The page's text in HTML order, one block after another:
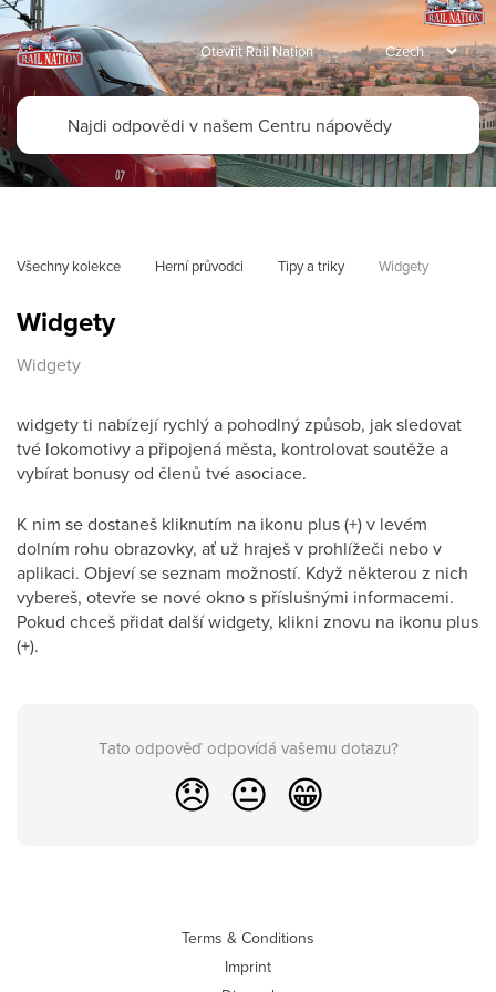
Otevřít Rail Nation
Všechny kolekce Herní průvodci Tipy a triky Widgety
Widgety
Widgety
widgety ti nabízejí rychlý a pohodlný způsob, jak sledovat
tvé lokomotivy a připojená města, kontrolovat soutěže a
vybírat bonusy od členů tvé asociace.
K nim se dostaneš kliknutím na ikonu plus (+) v levém
dolním rohu obrazovky, ať už hraješ v prohlížeči nebo v
aplikaci. Objeví se seznam možností. Když některou z nich
vybereš, otevře se nové okno s příslušnými informacemi.
Pokud chceš přidat další widgety, klikni znovu na ikonu plus
(+).
Tato odpověď odpovídá vašemu dotazu?
😞 😐 😁
Terms & Conditions
Imprint